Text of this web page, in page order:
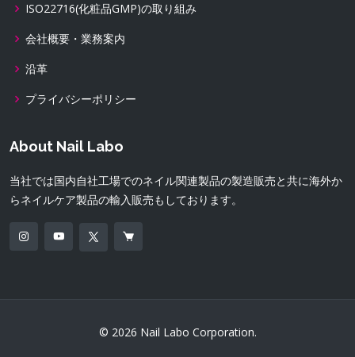
ISO22716(化粧品GMP)の取り組み
会社概要・業務案内
沿革
プライバシーポリシー
About Nail Labo
当社では国内自社工場でのネイル関連製品の製造販売と共に海外か
らネイルケア製品の輸入販売もしております。
© 2026 Nail Labo Corporation.